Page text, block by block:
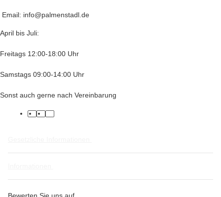
Email: info@palmenstadl.de
April bis Juli:
Freitags 12:00-18:00 Uhr
Samstags 09:00-14:00 Uhr
Sonst auch gerne nach Vereinbarung
facebook
twitterinstagram